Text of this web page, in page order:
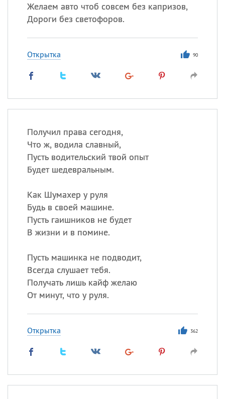
Желаем авто чтоб совсем без капризов,
Дороги без светофоров.
Открытка 90
Получил права сегодня,
Что ж, водила славный,
Пусть водительский твой опыт
Будет шедевральным.
Как Шумахер у руля
Будь в своей машине.
Пусть гаишников не будет
В жизни и в помине.
Пусть машинка не подводит,
Всегда слушает тебя.
Получать лишь кайф желаю
От минут, что у руля.
Открытка 362